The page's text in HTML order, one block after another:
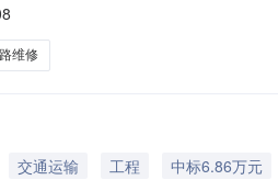
究决定建设，所需资金来源已落实。
维修
交通运输 工程
中标6.86万元